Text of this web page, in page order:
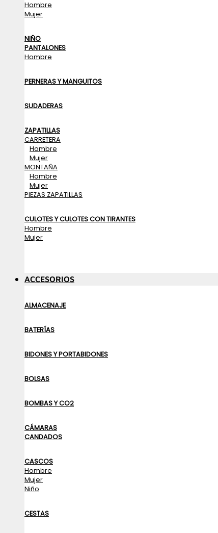
Hombre
Mujer
NIÑO
PANTALONES
Hombre
PERNERAS Y MANGUITOS
SUDADERAS
ZAPATILLAS
CARRETERA
Hombre
Mujer
MONTAÑA
Hombre
Mujer
PIEZAS ZAPATILLAS
CULOTES Y CULOTES CON TIRANTES
Hombre
Mujer
ACCESORIOS
ALMACENAJE
BATERÍAS
BIDONES Y PORTABIDONES
BOLSAS
BOMBAS Y CO2
CÁMARAS
CANDADOS
CASCOS
Hombre
Mujer
Niño
CESTAS